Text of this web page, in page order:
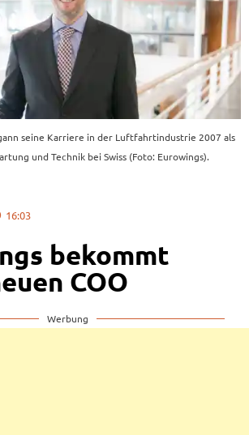
seine Karriere in der Luftfahrtindustrie 2007 als
und Technik bei Swiss (Foto: Eurowings).
16:03
bekommt
COO
Werbung